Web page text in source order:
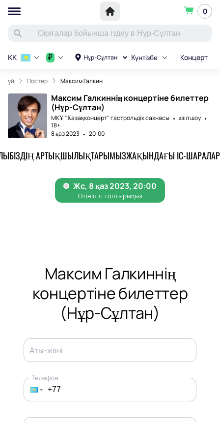
0
Нұр-Сұлтан Күнтізбе Концерт
KK ₽
үй Постер Максим Галкин
Максим Галкиннің концертіне билеттер
(Нұр-Сұлтан)
МКҰ "Қазақконцерт" гастрольдік сахнасы
әзіл шоу
18+
8 қаз 2023
20:00
БІЗДІҢ АРТЫҚШЫЛЫҚТАРЫМЫЗЖАҚЫНДАҒЫ ІС-ШАРАЛАР
Максим Галкиннің
концертіне билеттер
(Нұр-Сұлтан)
Аты-жөні
Телефон